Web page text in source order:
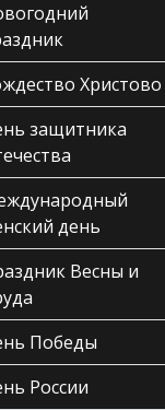
Христово
защитника
день
Весны и
Победы
России